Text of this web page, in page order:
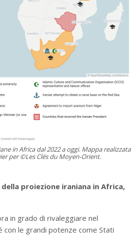
in Africa dal 2022 a oggi. Mappa realizzata
per ©Les Clés du Moyen-Orient.
proiezione iraniana in Africa,
in grado di rivaleggiare nel
con le grandi potenze come Stati